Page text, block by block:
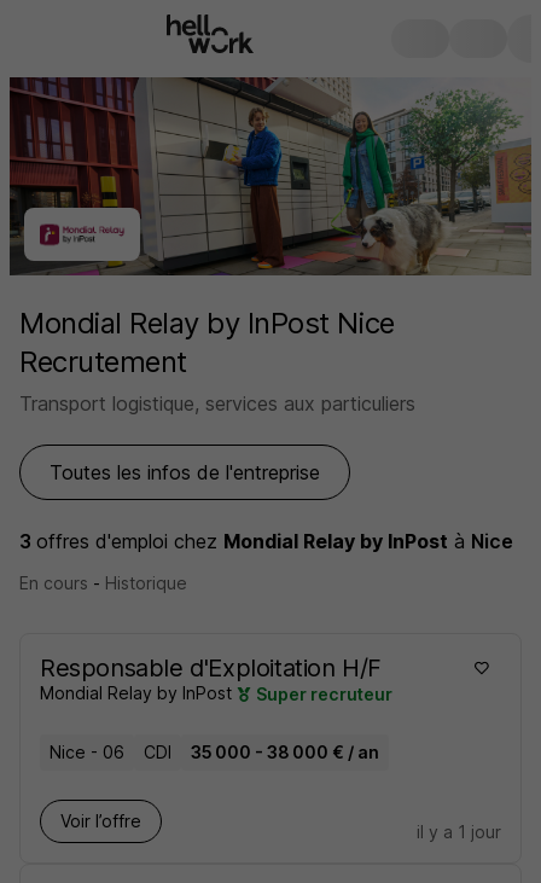
Mondial Relay by InPost Nice
Recrutement
Transport logistique, services aux particuliers
Toutes les infos de l'entreprise
3 offres d'emploi chez Mondial Relay by InPost à Nice
En cours - Historique
Responsable d'Exploitation H/F
Mondial Relay by InPost Super recruteur
Nice - 06 CDI 35 000 - 38 000 € / an
Voir l’offre
il y a 1 jour